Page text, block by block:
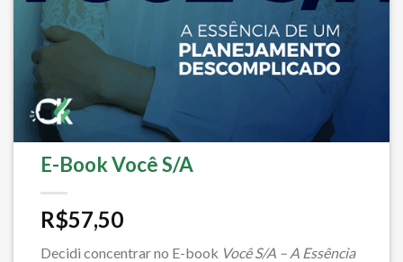
E-Book Você S/A
R$57,50
Decidi concentrar no E-book Você S/A – A Essência